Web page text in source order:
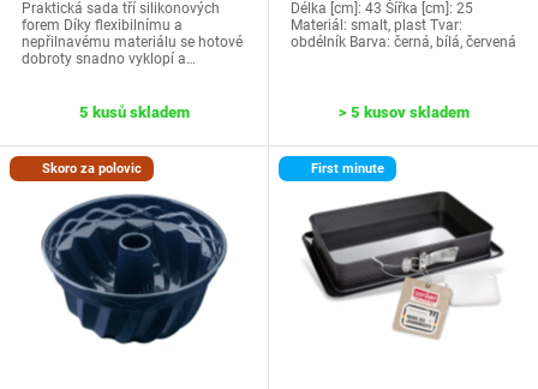
Praktická sada tří silikonových
forem Díky flexibilnímu a
nepřilnavému materiálu se hotové
dobroty snadno vyklopí a…
5 kusů skladem
Délka [cm]: 43 Šířka [cm]: 25
Materiál: smalt, plast Tvar:
obdélník Barva: černá, bílá, červená
> 5 kusov skladem
Skoro za polovic First minute